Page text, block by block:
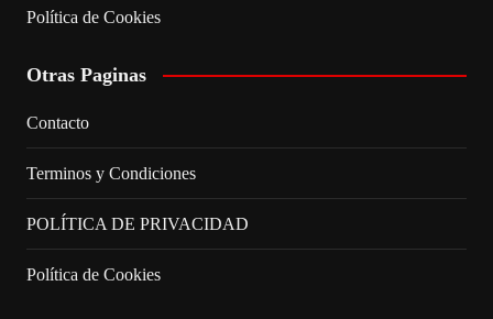
Política de Cookies
Otras Paginas
Contacto
Terminos y Condiciones
POLÍTICA DE PRIVACIDAD
Política de Cookies